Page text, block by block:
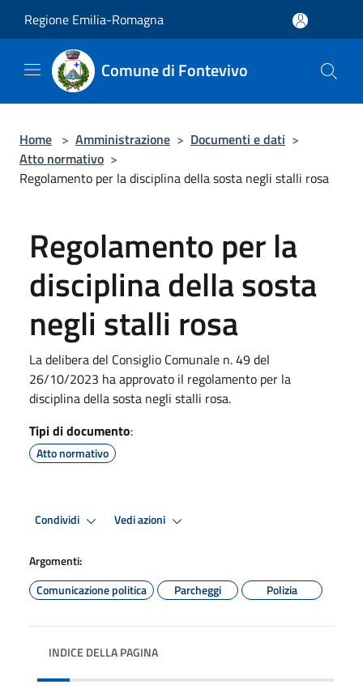
Regione Emilia-Romagna
Comune di Fontevivo
Home > Amministrazione > Documenti e dati >
Atto normativo >
Regolamento per la disciplina della sosta negli stalli rosa
Regolamento per la
disciplina della sosta
negli stalli rosa
La delibera del Consiglio Comunale n. 49 del
26/10/2023 ha approvato il regolamento per la
disciplina della sosta negli stalli rosa.
Tipi di documento:
Atto normativo
Condividi Vedi azioni
Argomenti:
Comunicazione politica
Parcheggi Polizia
INDICE DELLA PAGINA